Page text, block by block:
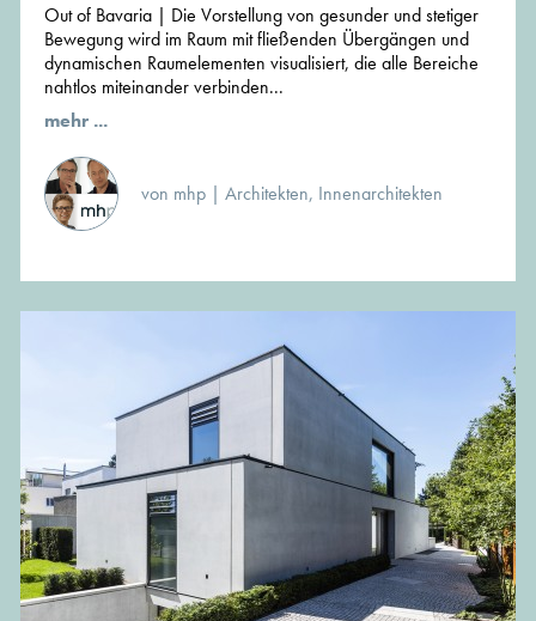
Out of Bavaria | Die Vorstellung von gesunder und stetiger
Bewegung wird im Raum mit fließenden Übergängen und
dynamischen Raumelementen visualisiert, die alle Bereiche
nahtlos miteinander verbinden...
mehr ...
von mhp | Architekten, Innenarchitekten